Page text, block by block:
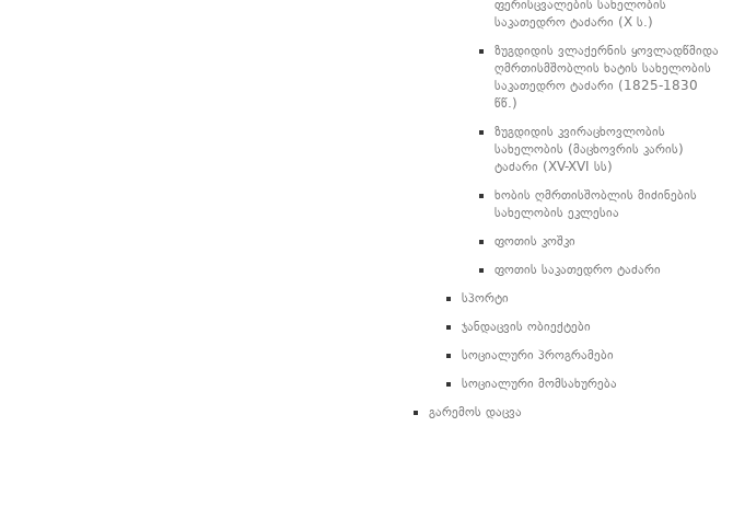
ფერისცვალების სახელობის
საკათედრო ტაძარი (X ს.)
ზუგდიდის ვლაქერნის ყოვლადწმიდა
ღმრთისმშობლის ხატის სახელობის
საკათედრო ტაძარი (1825-1830
წწ.)
ზუგდიდის კვირაცხოვლობის
სახელობის (მაცხოვრის კარის)
ტაძარი (XV-XVI სს)
ხობის ღმრთისშობლის მიძინების
სახელობის ეკლესია
ფოთის კოშკი
ფოთის საკათედრო ტაძარი
სპორტი
ჯანდაცვის ობიექტები
სოციალური პროგრამები
სოციალური მომსახურება
გარემოს დაცვა